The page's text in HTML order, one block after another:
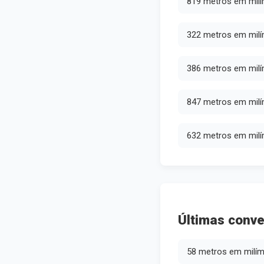
322 metros em
386 metros em
847 metros em
632 metros em
Últimas
58 metros em